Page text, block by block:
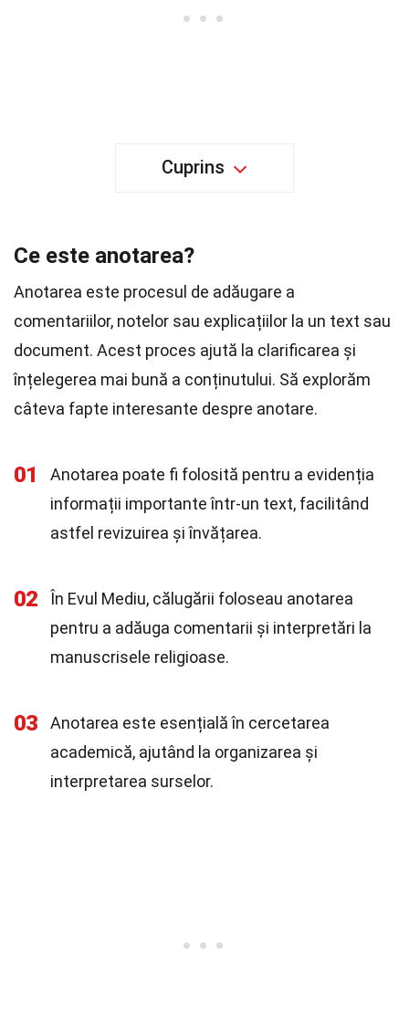
Cuprins
Ce este anotarea?
Anotarea este procesul de adăugare a
comentariilor, notelor sau explicațiilor la un text sau
document. Acest proces ajută la clarificarea și
înțelegerea mai bună a conținutului. Să explorăm
câteva fapte interesante despre anotare.
01
Anotarea poate fi folosită pentru a evidenția
informații importante într-un text, facilitând
astfel revizuirea și învățarea.
02
În Evul Mediu, călugării foloseau anotarea
pentru a adăuga comentarii și interpretări la
manuscrisele religioase.
03
Anotarea este esențială în cercetarea
academică, ajutând la organizarea și
interpretarea surselor.